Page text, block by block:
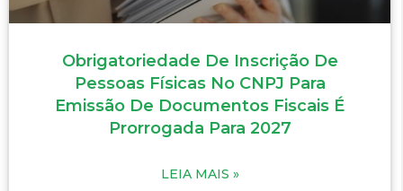
Obrigatoriedade De Inscrição De
Pessoas Físicas No CNPJ Para
Emissão De Documentos Fiscais É
Prorrogada Para 2027
LEIA MAIS »